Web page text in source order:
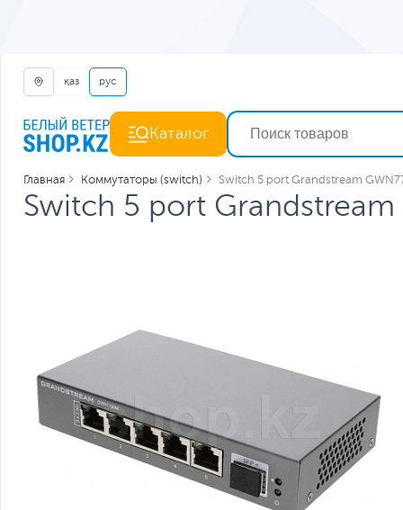
қаз рус
Каталог
Главная Коммутаторы (switch) Switch 5 port Grandstream
Switch 5 port